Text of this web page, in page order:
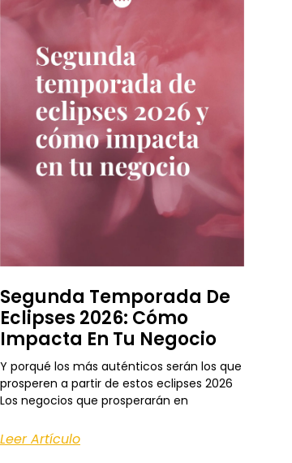
Segunda Temporada De
Eclipses 2026: Cómo
Impacta En Tu Negocio
Y porqué los más auténticos serán los que
prosperen a partir de estos eclipses 2026
Los negocios que prosperarán en
Leer Artículo